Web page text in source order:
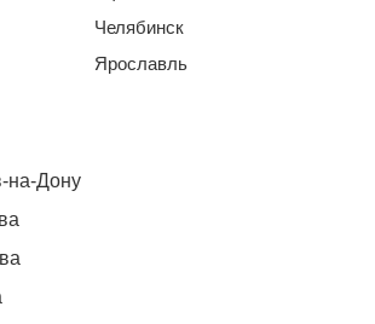
Челябинск
Ярославль
на-Дону